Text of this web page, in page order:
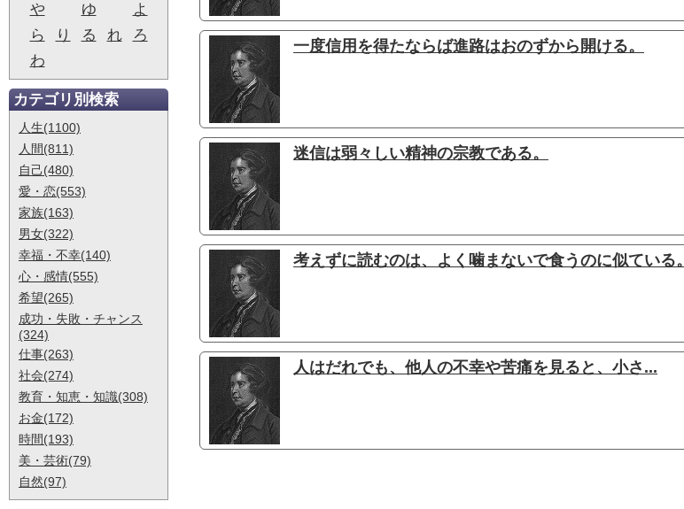
一度信用を得たならば進路はおのずから開ける。
迷信は弱々しい精神の宗教である。
考えずに読むのは、よく噛まないで食うのに似ている。
人はだれでも、他人の不幸や苦痛を見ると、小さ...
や
ゆ
よ
ら
り る れ
ろ
わ
カテゴリ別検索
人生(1100)
人間(811)
自己(480)
愛・恋(553)
家族(163)
男女(322)
幸福・不幸(140)
心・感情(555)
希望(265)
成功・失敗・チャンス
(324)
仕事(263)
社会(274)
教育・知恵・知識(308)
お金(172)
時間(193)
美・芸術(79)
自然(97)